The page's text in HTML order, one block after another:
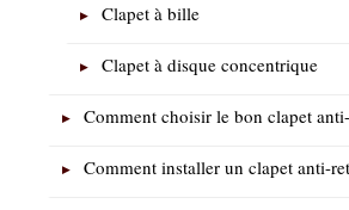
Clapet à bille
Clapet à disque concentrique
Comment choisir le bon clapet
Comment installer un clapet anti-